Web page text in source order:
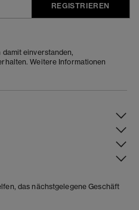
REGISTRIEREN
einverstanden,
Weitere Informationen
das nächstgelegene Geschäft